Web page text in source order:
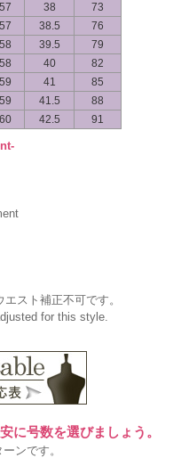
57 38
73
57 38.5
76
58 39.5
79
58 40
82
59 41
85
59 41.5
88
60 42.5 91
スト補正不可です。
for this style.
に号数を選びましょう。
ンです。